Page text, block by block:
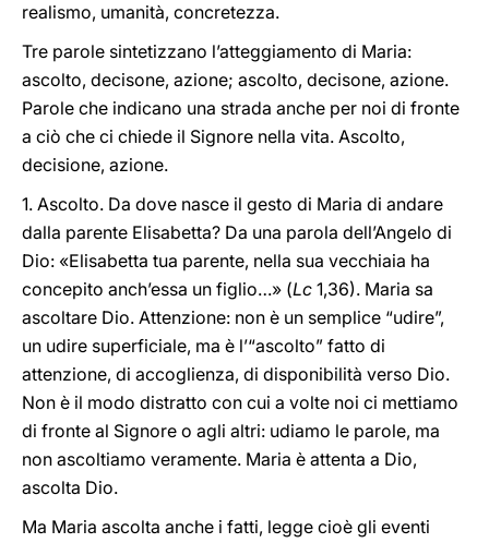
realismo, umanità, concretezza.
Tre parole sintetizzano l’atteggiamento di Maria:
ascolto, decisone, azione; ascolto, decisone, azione.
Parole che indicano una strada anche per noi di fronte
a ciò che ci chiede il Signore nella vita. Ascolto,
decisione, azione.
1. Ascolto. Da dove nasce il gesto di Maria di andare
dalla parente Elisabetta? Da una parola dell’Angelo di
Dio: «Elisabetta tua parente, nella sua vecchiaia ha
concepito anch’essa un figlio…» (Lc 1,36). Maria sa
ascoltare Dio. Attenzione: non è un semplice “udire”,
un udire superficiale, ma è l’“ascolto” fatto di
attenzione, di accoglienza, di disponibilità verso Dio.
Non è il modo distratto con cui a volte noi ci mettiamo
di fronte al Signore o agli altri: udiamo le parole, ma
non ascoltiamo veramente. Maria è attenta a Dio,
ascolta Dio.
Ma Maria ascolta anche i fatti, legge cioè gli eventi